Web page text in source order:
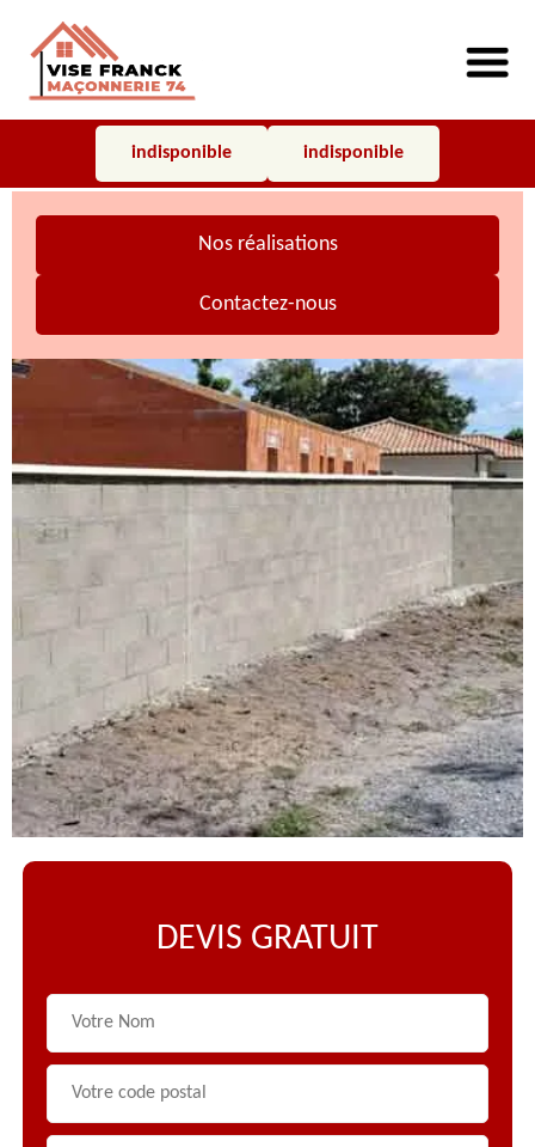
indisponible indisponible
Nos réalisations
Contactez-nous
DEVIS GRATUIT